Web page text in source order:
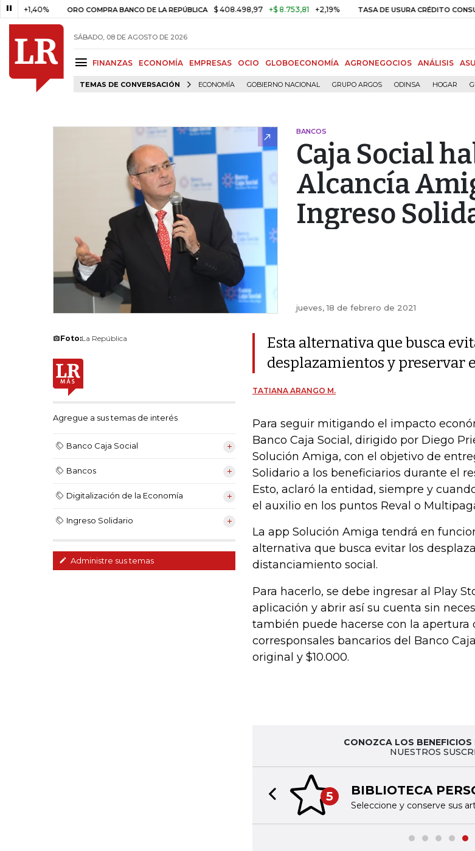
ORO COMPRA BANCO DE LA REPÚBLICA $ 408.498,97 +$ 8.753,81 +2,19% TASA DE USURA CRÉDITO CONSUMO
SÁBADO, 08 DE AGOSTO DE 2026
FINANZAS ECONOMÍA EMPRESAS OCIO GLOBOECONOMÍA AGRONEGOCIOS ANÁLISIS
TEMAS DE CONVERSACIÓN ECONOMÍA GOBIERNO NACIONAL GRUPO ARGOS ODINSA HOGAR
BANCOS
Caja Social
Alcancía
Ingreso
jueves, 18 de febrero de 2021
Foto:La República
Agregue a sus temas de interés
Banco Caja Social
Bancos
Digitalización de la Economía
Ingreso Solidario
Administre sus temas
Esta alternativa que busca
desplazamientos y preservar
TATIANA ARANGO M.
Para seguir mitigando el impacto
Banco Caja Social, dirigido por Diego
Solución Amiga, con el objetivo de
Solidario a los beneficiarios durante el
Esto, aclaró la entidad, siempre y
el auxilio en los puntos Reval o
La app Solución Amiga tendrá en
alternativa que busca evitar los
distanciamiento social.
Para hacerlo, se debe ingresar al Play
aplicación y abrir así su cuenta sin
también puede hacerse con la apertura
corresponsales bancarios del Banco
original y $10.000.
CONOZCA LOS BENEFICIOS
NUESTROS
5 BIBLIOTECA
Seleccione y conserve sus
Previous slide